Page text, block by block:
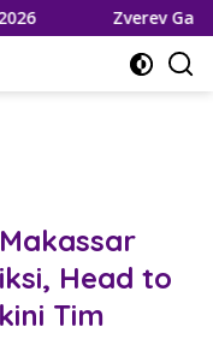
Zverev Gagal Juara di
Head to
Tim